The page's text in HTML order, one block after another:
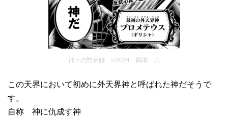
神々の黙示録 ©2024 岡本一兵
この天界において初めに外天界神と呼ばれた神だそうで
す。
自称 神に仇成す神